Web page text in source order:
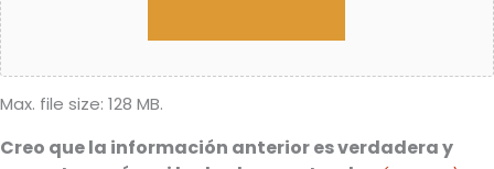
Max. file size: 128 MB.
Creo que la información anterior es verdadera y